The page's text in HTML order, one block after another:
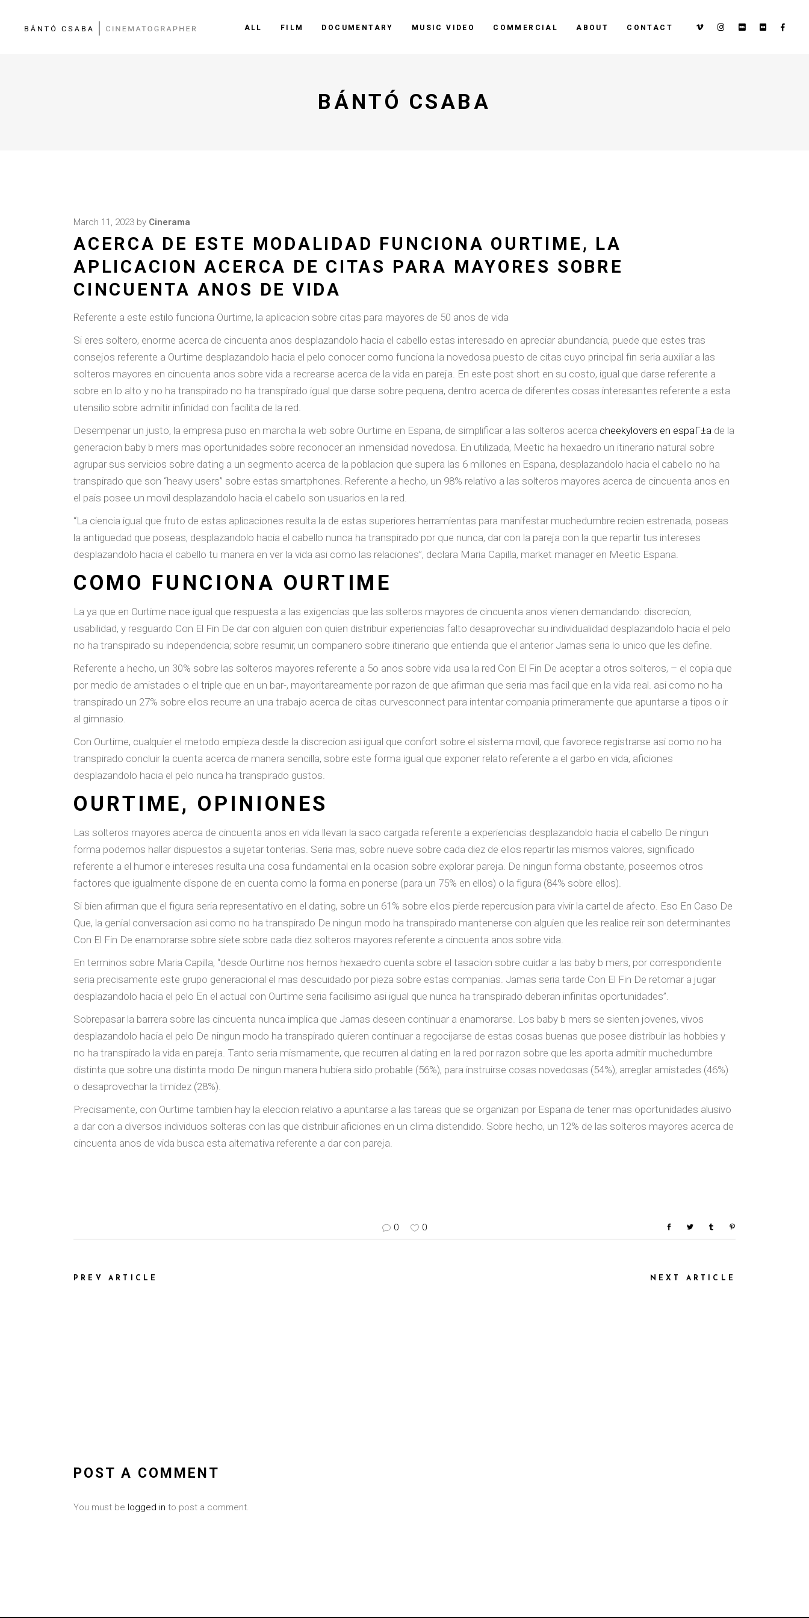
ALL FILM DOCUMENTARY MUSIC VIDEO COMMERCIAL ABOUT CONTACT
BÁNTÓ CSABA
March 11, 2023 by Cinerama
ACERCA DE ESTE MODALIDAD FUNCIONA OURTIME, LA
APLICACION ACERCA DE CITAS PARA MAYORES SOBRE
CINCUENTA ANOS DE VIDA
Referente a este estilo funciona Ourtime, la aplicacion sobre citas para mayores de 50 anos de vida
Si eres soltero, enorme acerca de cincuenta anos desplazandolo hacia el cabello estas interesado en apreciar abundancia, puede que estes tras
consejos referente a Ourtime desplazandolo hacia el pelo conocer como funciona la novedosa puesto de citas cuyo principal fin seri­a auxiliar a las
solteros mayores en cincuenta anos sobre vida a recrearse acerca de la vida en pareja. En este post short en su costo, igual que darse referente a
sobre en lo alto y no ha transpirado no ha transpirado igual que darse sobre pequena, dentro acerca de diferentes cosas interesantes referente a esta
utensilio sobre admitir infinidad con facilita de la red.
Desempenar un justo, la empresa puso en marcha la web sobre Ourtime en Espana, de simplificar a las solteros acerca cheekylovers en espaГ±a de la
generacion baby b mers mas oportunidades sobre reconocer an inmensidad novedosa. En utilizada, Meetic ha hexaedro un itinerario natural sobre
agrupar sus servicios sobre dating a un segmento acerca de la poblacion que supera las 6 millones en Espana, desplazandolo hacia el cabello no ha
transpirado que son “heavy users” sobre estas smartphones. Referente a hecho, un 98% relativo a las solteros mayores acerca de cincuenta anos en
el pais posee un movil desplazandolo hacia el cabello son usuarios en la red.
“La ciencia igual que fruto de estas aplicaciones resulta la de estas superiores herramientas para manifestar muchedumbre recien estrenada, poseas
la antiguedad que poseas, desplazandolo hacia el cabello nunca ha transpirado por que nunca, dar con la pareja con la que repartir tus intereses
desplazandolo hacia el cabello tu manera en ver la vida asi­ como las relaciones”, declara Maria Capilla, market manager en Meetic Espana.
COMO FUNCIONA OURTIME
La ya que en Ourtime nace igual que respuesta a las exigencias que las solteros mayores de cincuenta anos vienen demandando: discrecion,
usabilidad, y resguardo Con El Fin De dar con alguien con quien distribuir experiencias falto desaprovechar su individualidad desplazandolo hacia el pelo
no ha transpirado su independencia; sobre resumir, un companero sobre itinerario que entienda que el anterior Jamas seri­a lo unico que les define.
Referente a hecho, un 30% sobre las solteros mayores referente a 5o anos sobre vida usa la red Con El Fin De aceptar a otros solteros, – el copia que
por medio de amistades o el triple que en un bar-, mayoritareamente por razon de que afirman que seri­a mas facil que en la vida real. asi­ como no ha
transpirado un 27% sobre ellos recurre an una trabajo acerca de citas curvesconnect para intentar compania primeramente que apuntarse a tipos o ir
al gimnasio.
Con Ourtime, cualquier el metodo empieza desde la discrecion asi­ igual que confort sobre el sistema movil, que favorece registrarse asi­ como no ha
transpirado concluir la cuenta acerca de manera sencilla, sobre este forma igual que exponer relato referente a el garbo en vida, aficiones
desplazandolo hacia el pelo nunca ha transpirado gustos.
OURTIME, OPINIONES
Las solteros mayores acerca de cincuenta anos en vida llevan la saco cargada referente a experiencias desplazandolo hacia el cabello De ningun
forma podemos hallar dispuestos a sujetar tonterias. Seri­a mas, sobre nueve sobre cada diez de ellos repartir las mismos valores, significado
referente a el humor e intereses resulta una cosa fundamental en la ocasion sobre explorar pareja. De ningun forma obstante, poseemos otros
factores que igualmente dispone de en cuenta como la forma en ponerse (para un 75% en ellos) o la figura (84% sobre ellos).
Si bien afirman que el figura seri­a representativo en el dating, sobre un 61% sobre ellos pierde repercusion para vivir la cartel de afecto. Eso En Caso De
Que, la genial conversacion asi­ como no ha transpirado De ningun modo ha transpirado mantenerse con alguien que les realice reir son determinantes
Con El Fin De enamorarse sobre siete sobre cada diez solteros mayores referente a cincuenta anos sobre vida.
En terminos sobre Maria Capilla, “desde Ourtime nos hemos hexaedro cuenta sobre el tasacion sobre cuidar a las baby b mers, por correspondiente
seri­a precisamente este grupo generacional el mas descuidado por pieza sobre estas companias. Jamas seri­a tarde Con El Fin De retornar a jugar
desplazandolo hacia el pelo En el actual con Ourtime seri­a facilisimo asi­ igual que nunca ha transpirado deberan infinitas oportunidades”.
Sobrepasar la barrera sobre las cincuenta nunca implica que Jamas deseen continuar a enamorarse. Los baby b mers se sienten jovenes, vivos
desplazandolo hacia el pelo De ningun modo ha transpirado quieren continuar a regocijarse de estas cosas buenas que posee distribuir las hobbies y
no ha transpirado la vida en pareja. Tanto seri­a mismamente, que recurren al dating en la red por razon sobre que les aporta admitir muchedumbre
distinta que sobre una distinta modo De ningun manera hubiera sido probable (56%), para instruirse cosas novedosas (54%), arreglar amistades (46%)
o desaprovechar la timidez (28%).
Precisamente, con Ourtime tambien hay la eleccion relativo a apuntarse a las tareas que se organizan por Espana de tener mas oportunidades alusivo
a dar con a diversos individuos solteras con las que distribuir aficiones en un clima distendido. Sobre hecho, un 12% de las solteros mayores acerca de
cincuenta anos de vida busca esta alternativa referente a dar con pareja.
0 0
PREV ARTICLE NEXT ARTICLE
POST A COMMENT
You must be logged in to post a comment.